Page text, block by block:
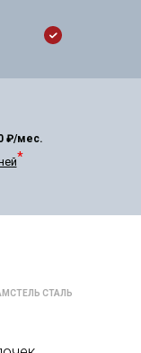
₽/мес.
*
СТАЛЬ